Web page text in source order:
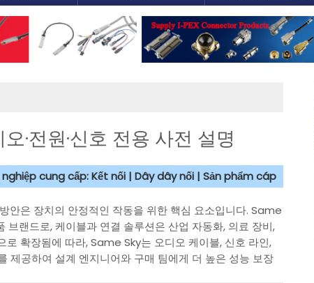
·전원·신호 전용 사전 설명
cung cấp: Kết nối | Dây dây nối | Sản phẩm cáp
안은 장치의 안정적인 작동을 위한 핵심 요소입니다. Same
랜드로, 케이블과 연결 솔루션은 산업 자동화, 의료 장비,
확장됨에 따라, Same Sky는 오디오 케이블, 신호 라인,
제공하여 설계 엔지니어와 구매 팀에게 더 높은 성능 보장